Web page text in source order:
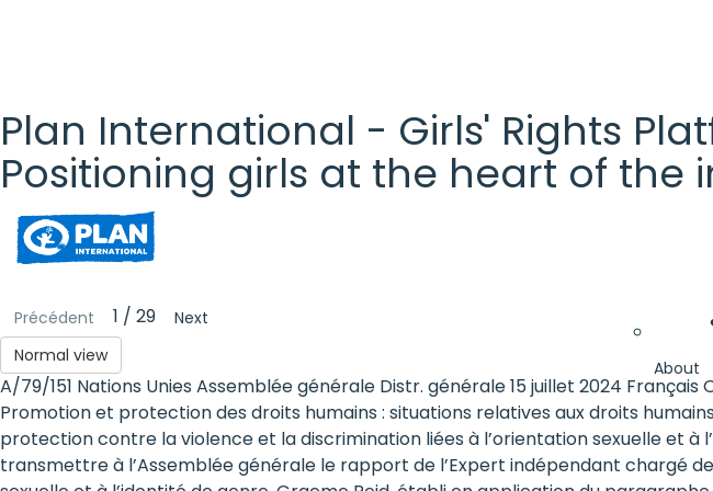
Plan International - Girls' Rights
Positioning girls at the heart of
Plan
International
- Girls'
Rights
Platform
- Girls'
About
Précédent 1 / 29
Next
Normal view
A/79/151 Nations Unies Assemblée générale Distr. générale 15 juillet 2024
Promotion et protection des droits humains : situations relatives aux droits
protection contre la violence et la discrimination liées à l’orientation sexuelle et
transmettre à l’Assemblée générale le rapport de l’Expert indépendant chargé